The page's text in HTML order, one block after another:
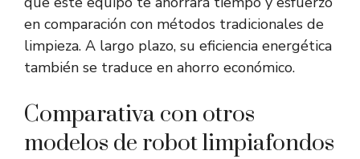
en comparación con métodos tradicionales de
limpieza. A largo plazo, su eficiencia energética
también se traduce en ahorro económico.
Comparativa con otros
modelos de robot limpiafondos